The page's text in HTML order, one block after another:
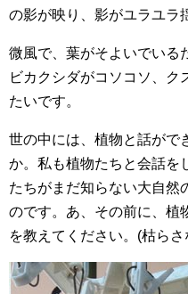
の影が映り、影がユラユラ
微風で、葉がそよいでいる
ビカクシダがコソコソ、ク
たいです。
世の中には、植物と話がで
か。私も植物たちと会話を
たちがまだ知らない大自然
のです。あ、その前に、植
を教えてください。(枯ら